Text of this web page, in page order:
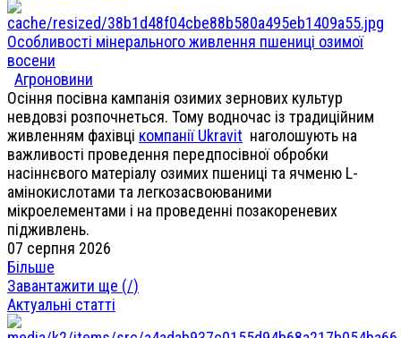
Особливості мінерального живлення пшениці озимої
восени
Агроновини
Осіння посівна кампанія озимих зернових культур
невдовзі розпочнеться. Тому водночас із традиційним
живленням фахівці компанії Ukravit наголошують на
важливості проведення передпосівної обробки
насіннєвого матеріалу озимих пшениці та ячменю L-
амінокислотами та легкозасвоюваними
мікроелементами і на проведенні позакореневих
підживлень.
07 серпня 2026
Більше
Завантажити ще (/)
Актуальні статті